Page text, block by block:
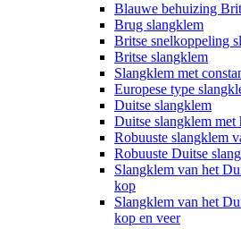
Blauwe behuizing
Brug slangklem
Britse snelkoppeling
Britse slangklem
Slangklem met
Europese type
Duitse slangklem
Duitse slangklem met
Robuuste slangklem
Robuuste Duitse
Slangklem van het
kop
Slangklem van het
kop en veer